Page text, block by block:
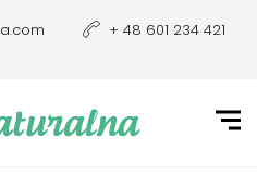
+ 48 601 234 421